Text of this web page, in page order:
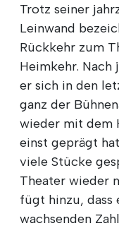
Trotz seiner
Leinwand
Rückkehr zum
Heimkehr. Nach
er sich in den
ganz der
wieder mit dem
einst geprägt
viele Stücke
Theater wieder
fügt hinzu, dass
wachsenden